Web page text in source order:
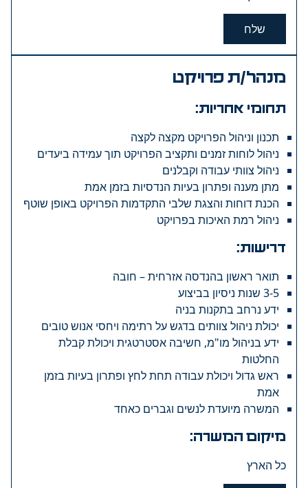
שלח
מנהל/ת פרויקט
תחומי אחריות:
תכנון וניהול הפרויקט מקצה לקצה
ניהול לוחות זמנים ותקציב הפרויקט תוך עמידה ביעדים
ניהול צוותי עבודה וקבלנים
מתן מענה ופתרון בעיות הנדסיות בזמן אמת
הכנת דוחות והצגת שלבי התקדמות הפרויקט באופן שוטף
ניהול רמת האיכות בפרויקט
דרישות:
תואר ראשון בהנדסה אזרחית – חובה
3-5 שנות ניסיון בביצוע
ידע נרחב בתקנות בניה
יכולת ניהול צוותים בדגש על רתימה ויחסי אנוש טובים
ידע בניהול מו"מ, חשיבה אסטרטגית ויכולת קבלת
החלטות
ראש גדול ויכולת עבודה תחת לחץ ופתרון בעיות בזמן
אמת
המשרה מיועדת לנשים וגברים כאחד
מיקום המשרה:
כל הארץ